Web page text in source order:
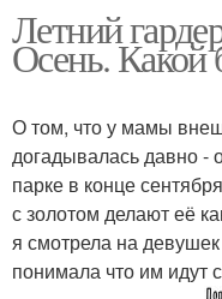
Летний
Осень. Какой
О том, что у мамы
догадывалась давно -
парке в конце
с золотом делают её
я смотрела на
понимала что им идут